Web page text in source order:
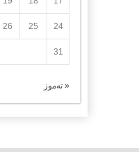
24
25
26
31
« تەموز